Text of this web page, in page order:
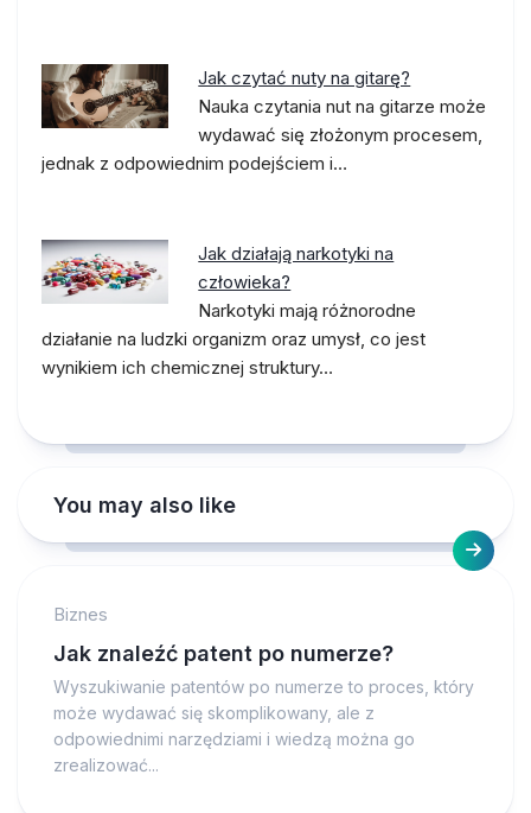
Jak czytać nuty na gitarę?
Nauka czytania nut na gitarze może
wydawać się złożonym procesem,
jednak z odpowiednim podejściem i…
Jak działają narkotyki na
człowieka?
Narkotyki mają różnorodne
działanie na ludzki organizm oraz umysł, co jest
wynikiem ich chemicznej struktury…
You may also like
Biznes
Jak znaleźć patent po numerze?
Wyszukiwanie patentów po numerze to proces, który
może wydawać się skomplikowany, ale z
odpowiednimi narzędziami i wiedzą można go
zrealizować...